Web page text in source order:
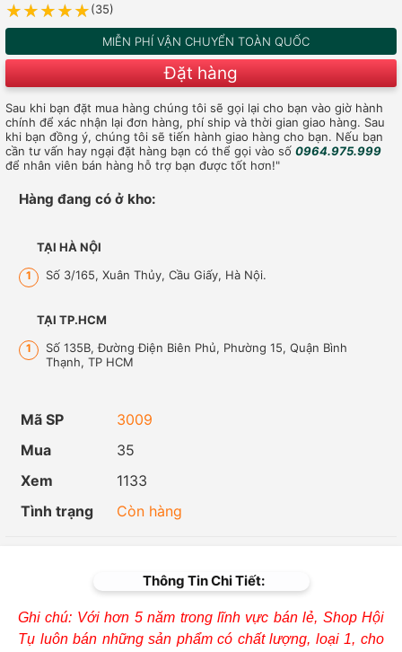
★★★★★
★★★★★(35)
MIỄN PHÍ VẬN CHUYỂN TOÀN QUỐC
Đặt hàng
Sau khi bạn đặt mua hàng chúng tôi sẽ gọi lại cho bạn vào giờ hành
chính để xác nhận lại đơn hàng, phí ship và thời gian giao hàng. Sau
khi bạn đồng ý, chúng tôi sẽ tiến hành giao hàng cho bạn. Nếu bạn
cần tư vấn hay ngại đặt hàng bạn có thể gọi vào số 0964.975.999
để nhân viên bán hàng hỗ trợ bạn được tốt hơn!"
Hàng đang có ở kho:
TẠI HÀ NỘI
1 Số 3/165, Xuân Thủy, Cầu Giấy, Hà Nội.
TẠI TP.HCM
1
Số 135B, Đường Điện Biên Phủ, Phường 15, Quận Bình
Thạnh, TP HCM
Mã SP
3009
Mua
35
Xem
1133
Tình trạng
Còn hàng
Thông Tin Chi Tiết:
Ghi chú: Với hơn 5 năm trong lĩnh vực bán lẻ, Shop Hội
Tụ luôn bán những sản phẩm có chất lượng, loại 1, cho